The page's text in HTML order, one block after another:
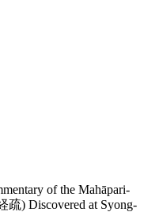
of the Mahāpari-
疏) Discovered at Syong-